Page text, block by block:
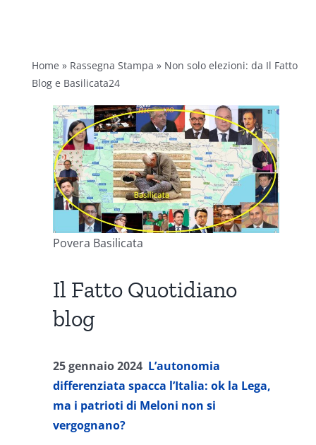
Home » Rassegna Stampa » Non solo elezioni: da Il Fatto
Blog e Basilicata24
Povera Basilicata
Il Fatto Quotidiano
blog
25 gennaio 2024 L’autonomia
differenziata spacca l’Italia: ok la Lega,
ma i patrioti di Meloni non si
vergognano?